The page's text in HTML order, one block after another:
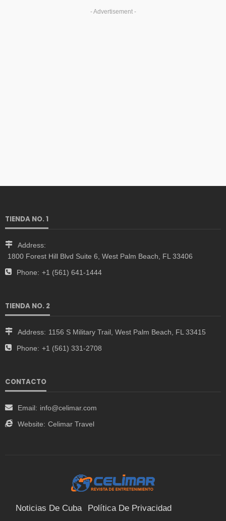
- Advertisement -
TIENDA NO. 1
Address:
1800 Forest Hill Blvd Suite 6, West Palm Beach, FL 33406
Phone: +1 (561) 641-1444
TIENDA NO. 2
Address: 1156 S Military Trail, West Palm Beach, FL 33415
Phone: +1 (561) 331-2708
CONTACTO
Email: info@celimar.com
Website: Celimar Travel
Noticias De Cuba Política De Privacidad